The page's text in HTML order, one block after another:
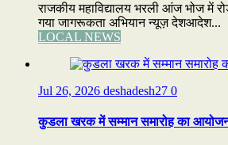
राजकीय महाविद्यालय भरली आंज भोज में
गया जागरूकता अभियान न्यूज़ देशआदेश...
LOCAL NEWS
Jul 26, 2026 deshadesh27 0
कुडला खरक में सम्मान समारोह का